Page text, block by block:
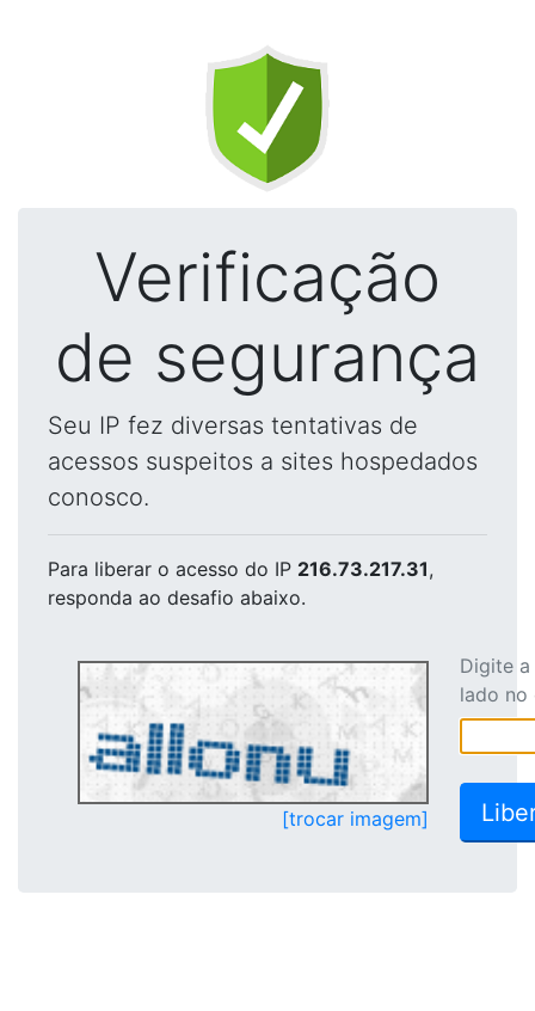
Verificação
de segurança
Seu IP fez diversas tentativas de
acessos suspeitos a sites hospedados
conosco.
Para liberar o acesso do IP 216.73.217.31,
responda ao desafio abaixo.
[trocar imagem]
Digite
lado no